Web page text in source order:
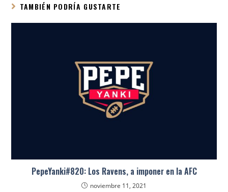
TAMBIÉN PODRÍA GUSTARTE
PepeYanki#820: Los Ravens, a imponer en la AFC
noviembre 11, 2021